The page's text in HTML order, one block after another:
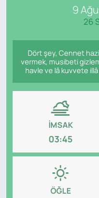
9
26
Dört şey, Cennet
vermek, musibeti
havle ve lâ kuvvete
İMSAK
03:45
ÖĞLE
Son Dakika